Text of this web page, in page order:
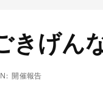
きげん
開催報告